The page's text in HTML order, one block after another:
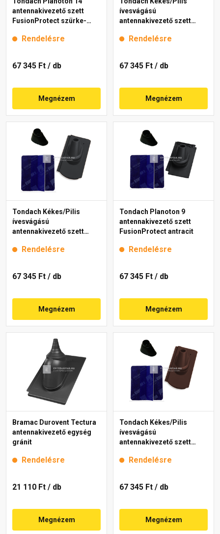
antennakivezető szett
FusionProtect szürke-
Rendelésre
67 345 Ft / db
Megnézem
ívesvágású
antennakivezető szett
Rendelésre
67 345 Ft / db
Megnézem
Tondach Kékes/Pilis
ívesvágású
antennakivezető szett
Rendelésre
67 345 Ft / db
Megnézem
Tondach Planoton 9
antennakivezető szett
FusionProtect antracit
Rendelésre
67 345 Ft / db
Megnézem
Bramac Durovent Tectura
antennakivezető egység
gránit
Rendelésre
21 110 Ft / db
Megnézem
Tondach Kékes/Pilis
ívesvágású
antennakivezető szett
Rendelésre
67 345 Ft / db
Megnézem